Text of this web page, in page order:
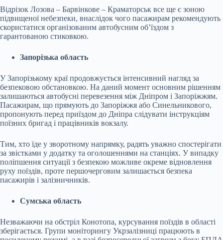
Відрізок Лозова – Барвінкове – Краматорськ все ще є зоною
підвищеної небезпеки, внаслідок чого пасажирам рекомендують
скористатися організованим автобусним об’їздом з
гарантованою стиковкою.
Запорізька область
У Запорізькому краї продовжується інтенсивний нагляд за
безпековою обстановкою. На даний момент основним рішенням
залишаються автобусні перевезення між Дніпром і Запоріжжям.
Пасажирам, що прямують до Запоріжжя або Синельникового,
пропонують перед приїздом до Дніпра слідувати інструкціям
поїзних бригад і працівників вокзалу.
Тим, хто їде у зворотному напрямку, радять уважно спостерігати
за звістками у додатку та оголошеннями на станціях. У випадку
поліпшення ситуації з безпекою можливе окреме відновлення
руху поїздів, проте першочерговим залишається безпека
пасажирів і залізничників.
Сумська область
Незважаючи на обстріл Конотопа, курсування поїздів в області
зберігається. Групи моніторингу Укрзалізниці працюють в